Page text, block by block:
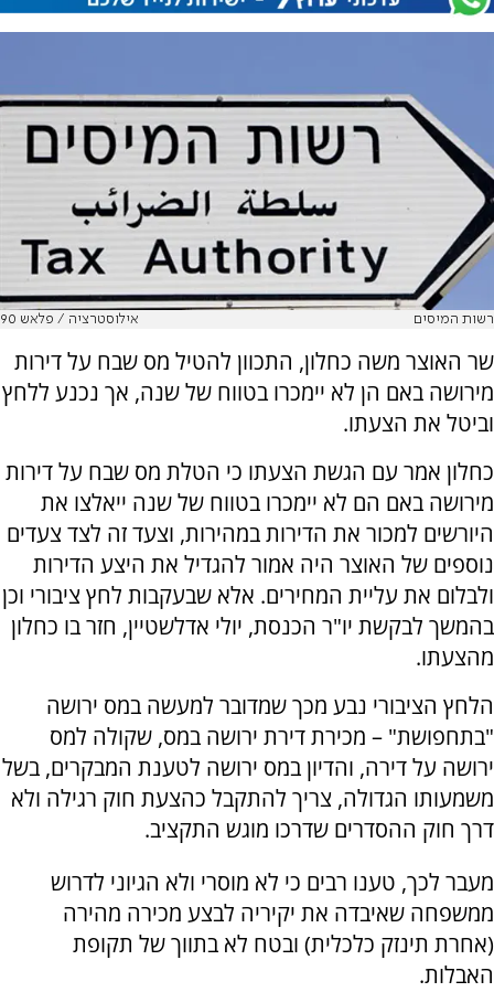
רשות המיסים אילוסטרציה / פלאש 90
שר האוצר משה כחלון, התכוון להטיל מס שבח על דירות
מירושה באם הן לא יימכרו בטווח של שנה, אך נכנע ללחץ
וביטל את הצעתו.
כחלון אמר עם הגשת הצעתו כי הטלת מס שבח על דירות
מירושה באם הם לא יימכרו בטווח של שנה ייאלצו את
היורשים למכור את הדירות במהירות, וצעד זה לצד צעדים
נוספים של האוצר היה אמור להגדיל את היצע הדירות
ולבלום את עליית המחירים. אלא שבעקבות לחץ ציבורי וכן
בהמשך לבקשת יו"ר הכנסת, יולי אדלשטיין, חזר בו כחלון
מהצעתו.
הלחץ הציבורי נבע מכך שמדובר למעשה במס ירושה
"בתחפושת" – מכירת דירת ירושה במס, שקולה למס
ירושה על דירה, והדיון במס ירושה לטענת המבקרים, בשל
משמעותו הגדולה, צריך להתקבל כהצעת חוק רגילה ולא
דרך חוק ההסדרים שדרכו מוגש התקציב.
מעבר לכך, טענו רבים כי לא מוסרי ולא הגיוני לדרוש
ממשפחה שאיבדה את יקיריה לבצע מכירה מהירה
(אחרת תינזק כלכלית) ובטח לא בתווך של תקופת
האבלות.